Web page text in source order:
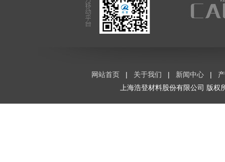
网站首页 | 关于我们 | 新闻中心 |
上海浩登材料股份有限公司 版权